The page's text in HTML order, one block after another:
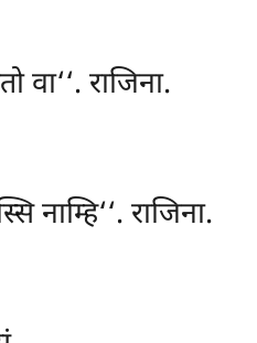
वा‘‘. राजिना.
नाम्हि‘‘. राजिना.